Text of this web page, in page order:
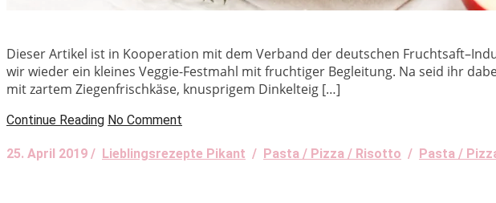
Dieser Artikel ist in Kooperation mit dem Verband der deutschen
wir wieder ein kleines Veggie-Festmahl mit fruchtiger Begleitung. Na seid ihr
mit zartem Ziegenfrischkäse, knusprigem Dinkelteig […]
Continue Reading No Comment
25. April 2019 / Lieblingsrezepte Pikant / Pasta / Pizza / Risotto / Pasta /